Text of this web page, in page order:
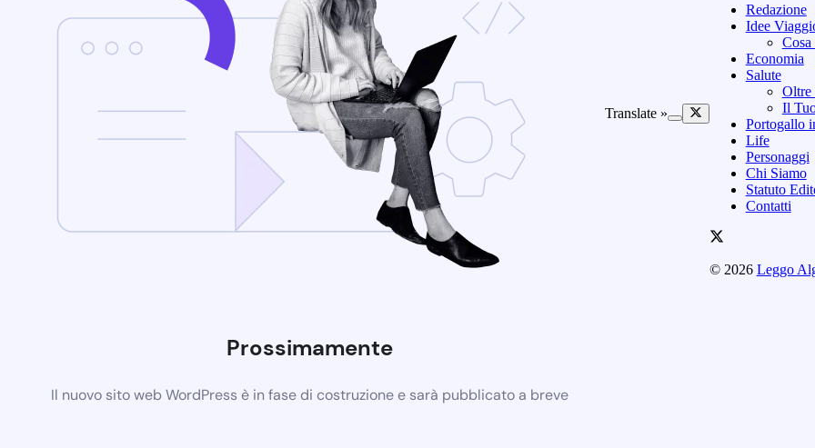
Prossimamente
Il nuovo sito web WordPress è in fase di costruzione e sarà pubblicato a breve
Translate »
Redazione
Idee
Economia
Salute
Oltre
Il
Portogallo
Life
Personaggi
Chi Siamo
Statuto
Contatti
© 2026 Leggo